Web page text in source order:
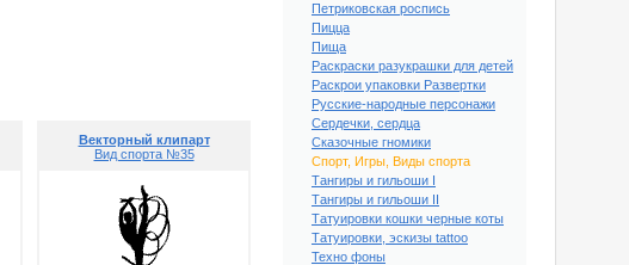
Векторный клипарт
Вид спорта №35
Петриковская роспись
Пицца
Пища
Раскраски разукрашки для детей
Раскрои упаковки Развертки
Русские-народные персонажи
Сердечки, сердца
Сказочные гномики
Спорт, Игры, Виды спорта
Тангиры и гильоши I
Тангиры и гильоши II
Татуировки кошки черные коты
Татуировки, эскизы tattoo
Техно фоны